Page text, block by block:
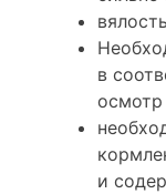
в
осмотр
и